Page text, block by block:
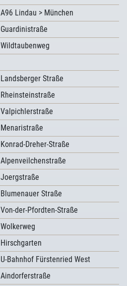
A96 Lindau > München
Guardinistraße
Wildtaubenweg
Landsberger Straße
Rheinsteinstraße
Valpichlerstraße
Menaristraße
Konrad-Dreher-Straße
Alpenveilchenstraße
Joergstraße
Blumenauer Straße
Von-der-Pfordten-Straße
Wolkerweg
Hirschgarten
U-Bahnhof Fürstenried West
Aindorferstraße